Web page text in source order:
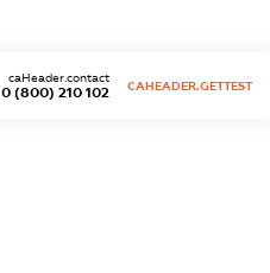
0 (800) 210 102
caHeader.contact
CAHEADER.GETTEST